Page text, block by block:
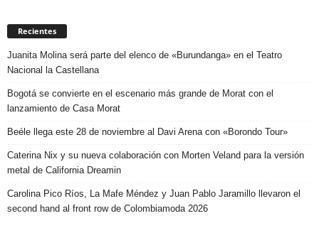
Recientes
Juanita Molina será parte del elenco de «Burundanga» en el Teatro
Nacional la Castellana
Bogotá se convierte en el escenario más grande de Morat con el
lanzamiento de Casa Morat
Beéle llega este 28 de noviembre al Davi Arena con «Borondo Tour»
Caterina Nix y su nueva colaboración con Morten Veland para la versión
metal de California Dreamin
Carolina Pico Ríos, La Mafe Méndez y Juan Pablo Jaramillo llevaron el
second hand al front row de Colombiamoda 2026